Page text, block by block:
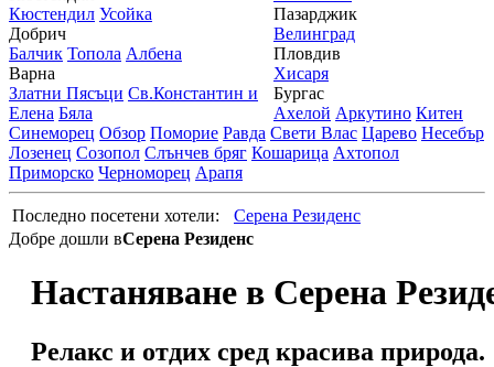
Кюстендил Усойка
Добрич
Балчик Топола Албена
Варна
Златни Пясъци Св.Константин и
Елена Бяла
Пазарджик
Велинград
Пловдив
Хисаря
Бургас
Ахелой Аркутино Китен
Синеморец Обзор Поморие Равда Свети Влас Царево Несебър
Лозенец Созопол Слънчев бряг Кошарица Ахтопол
Приморско Черноморец Арапя
Последно посетени хотели:
Серена Резиденс
Добре дошли вСерена Резиденс
Настаняване в Серена
Релакс и отдих сред красива природа.